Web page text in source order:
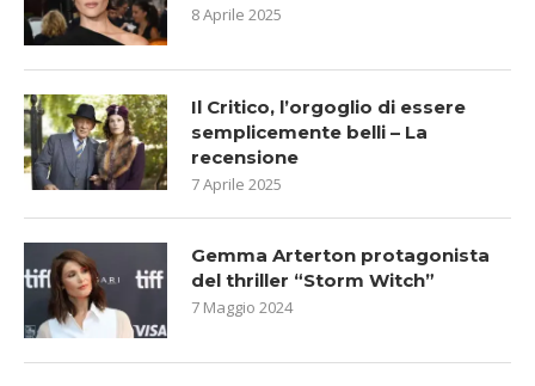
8 Aprile 2025
Il Critico, l’orgoglio di essere
semplicemente belli – La
recensione
7 Aprile 2025
Gemma Arterton protagonista
del thriller “Storm Witch”
7 Maggio 2024